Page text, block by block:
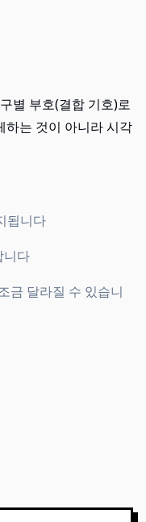
별 부호(결합 기호)로
하는 것이 아니라 시각
됩니다
니다
금 달라질 수 있습니